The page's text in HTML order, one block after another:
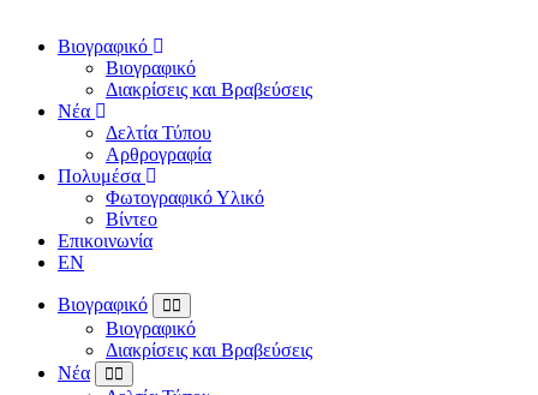
Βιογραφικό
Βιογραφικό
Διακρίσεις και Βραβεύσεις
Νέα
Δελτία Τύπου
Αρθρογραφία
Πολυμέσα
Φωτογραφικό Υλικό
Βίντεο
Επικοινωνία
EN
Βιογραφικό
Βιογραφικό
Διακρίσεις και Βραβεύσεις
Νέα